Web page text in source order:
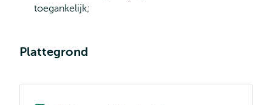
toegankelijk;
Plattegrond